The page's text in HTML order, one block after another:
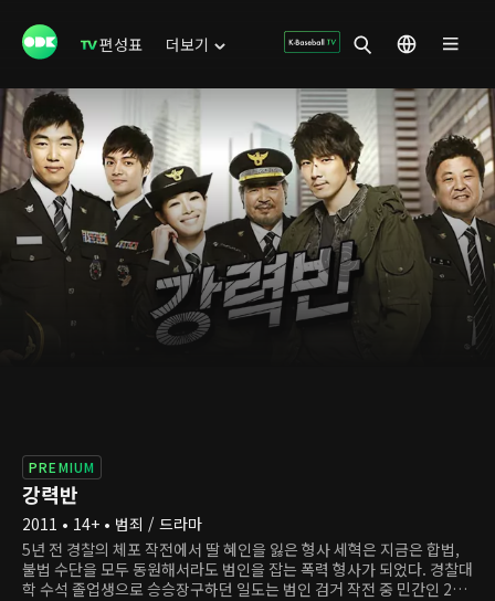
편성표 더보기
PREMIUM
강력반
2011 • 14+ • 범죄 / 드라마
5년 전 경찰의 체포 작전에서 딸 혜인을 잃은 형사 세혁은 지금은 합법,
불법 수단을 모두 동원해서라도 범인을 잡는 폭력 형사가 되었다. 경찰대
학 수석 졸업생으로 승승장구하던 일도는 범인 검거 작전 중 민간인 2명